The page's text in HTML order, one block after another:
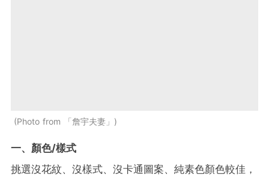
Photo from 「詹宇夫妻」
一、顏色/樣式
挑選沒花紋、沒樣式、沒卡通圖案、純素色顏色較佳，